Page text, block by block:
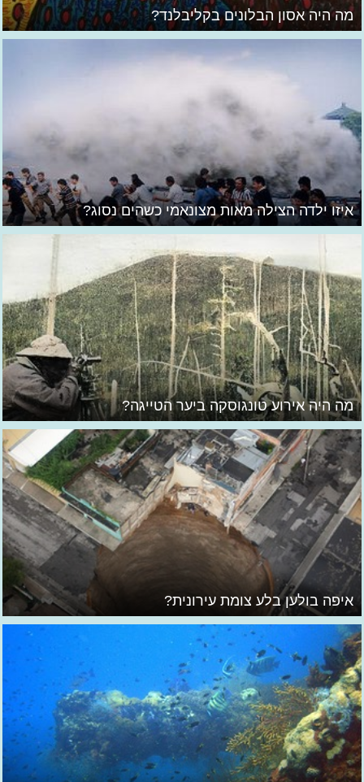
מה היה אסון הבלונים בקליבלנד?
איזו ילדה הצילה מאות מצונאמי כשהים נסוג?
מה היה אירוע טונגוסקה ביער הטייגה?
איפה בולען בלע צומת עירונית?